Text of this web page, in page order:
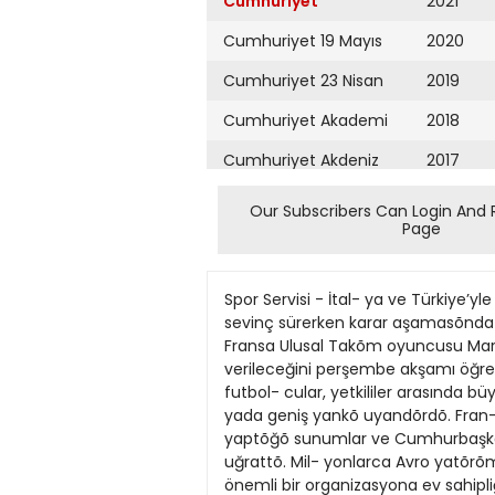
Cumhuriyet 19 Mayıs
Cumhuriyet 23 Nisan
Cumhuriyet Akademi
Cumhuriyet Akdeniz
Cumhuriyet Alışveriş
Cumhuriyet Ankara
Cumhuriyet Büyük
Taaruz
Cumhuriyet
Cumartesi
Cumhuriyet Çevre
2020
2019
2018
2017
2016
2015
2013
2011
2010
2009
Our Subscribers Can Login And
Page
Spor Servisi - İtal- ya ve Türkiye’yle gir- diği yarõşta Euro 2016’ya ev sahipliği yapma hakkõnõ burun farkõyla elde eden Fransa’da sevinç sürerken karar aşamasõnda çirkin oyunlar oynandõğõ ortaya çõktõ. Ku- lislerdeki “Fransa’nın kazanaca- ğı belliydi” söylentilerini Fransa Ulusal Takõm oyuncusu Marc Pla- nus’un yaptõğõ açõklamalar doğru- ladõ. Fransõz futbolcunun “EURO 2016’nın Fransa’ya verileceğini perşembe akşamı öğrendik. Cu- ma günü öğle yemeği için res- tauranta giderken resmi sonucun açıklandığını duyduk ve futbol- cular, yetkililer arasında büyük bir sevinç yaşandı. Ancak biz zaten sonucun bu şekilde olaca- ğını biliyorduk” sözleri, tüm dün- yada geniş yankõ uyandõrdõ. Fran- sõz basõnõ, Planus’un sözlerini ‘bü- yük gaf’ olarak değerlendirdi. İtalya ile Türkiye’nin önceki gün yaptõğõ sunumlar ve Cumhurbaşkanõ Abdullah Gül’ün destek çağrõlarõ- nõn boşa yapõldõğõnõn düşüncesi dahi yetkilileri şoka uğrattõ. Mil- yonlarca Avro yatõrõm yapõlan, sa- dece spor değil, ekonomik ve siya- si açõdan da büyük önem taşõyan böylesi önemli bir organizasyona ev sahipliği yapacak ülkenin önceden belli olmasõ ve ‘formalite icabı’ adaylarõn Cenevre’ye çağõrõlmasõ, UEFA’ya olan güvenilirliği de sõ- fõra indirdi. Daha karar açõklanma- dan UEFA Başkanõ Michel Plati- ni’nin ülkesi adõna yoğun kulis ça- lõşmalarõ yaptõğõ ve Fransa’nõn UE- FA Yönetim Kurulu’nu baskõ altõ- na aldõğõ belirtiliyordu. Ayrõca France Info radyosu, EURO 2016 organizasyonu için İsviçre’ye giden Fransõz delegasyonunun başõnda Sarkozy’nin olmasõnõ, “Fransa’nın EURO 2016 organizasyonunu kazanacağını önceden biliyordu, onun için Cenevre’ye gitti” şek- linde duyurmuştu. CMYB C M Y B SAYFA CUMHURİYET 30 MAYIS 2010 PAZAR 22 SPOR Ay-Yõldõzlõlar, Hiddink’le çõktõğõ 3. hazõrlõk maçõnda, ilk yenilgisini ev sahibi karşõsõnda aldõ Amerika bizi yordu FRANSIZ LE FIGARO ‘Siyasi bir zafer’ Spor Servisi - Euro 2016’ya Fransa’nõn ev sahipliği yapacak olmasõnõn yankõlarõ Avrupa’da sürüyor. Fransõz basõnõ, 2016 Avrupa Futbol Şampiyonasõ’nõn, ülkelerine verilmesini ‘Siyasi bir zafer’ olarak değerlendirdi. Le Figaro gazetesinde yayõmlanan haberde “Eğer Türkiye kazansaydı, Cumhurbaşkanı Nicolas Sarkozy için yenilgi, Fransa’ya da büyük bir tokat olacaktı” ifadelerine yer verildi. Haberde ayrõca, UEFA’nõn kararõnõn ‘çok siyasi’ olduğu belirtildi. UEFA Başkanõ Michel Platini, Le Figaro’ya verdiği demeçte, “Sarkozy’nin Cenevre’ye gelmesi dengeyi değiştirdi” yorumunda bulundu. Le Parisien gazetesi, Fransa’nõn sağlam dosyasõnõn yanõnda lobi gücüyle ev sahipliğini almaya hak kazandõğõ yazarken Journal du Dimanche gazetesi de, olimpiyatlarõ